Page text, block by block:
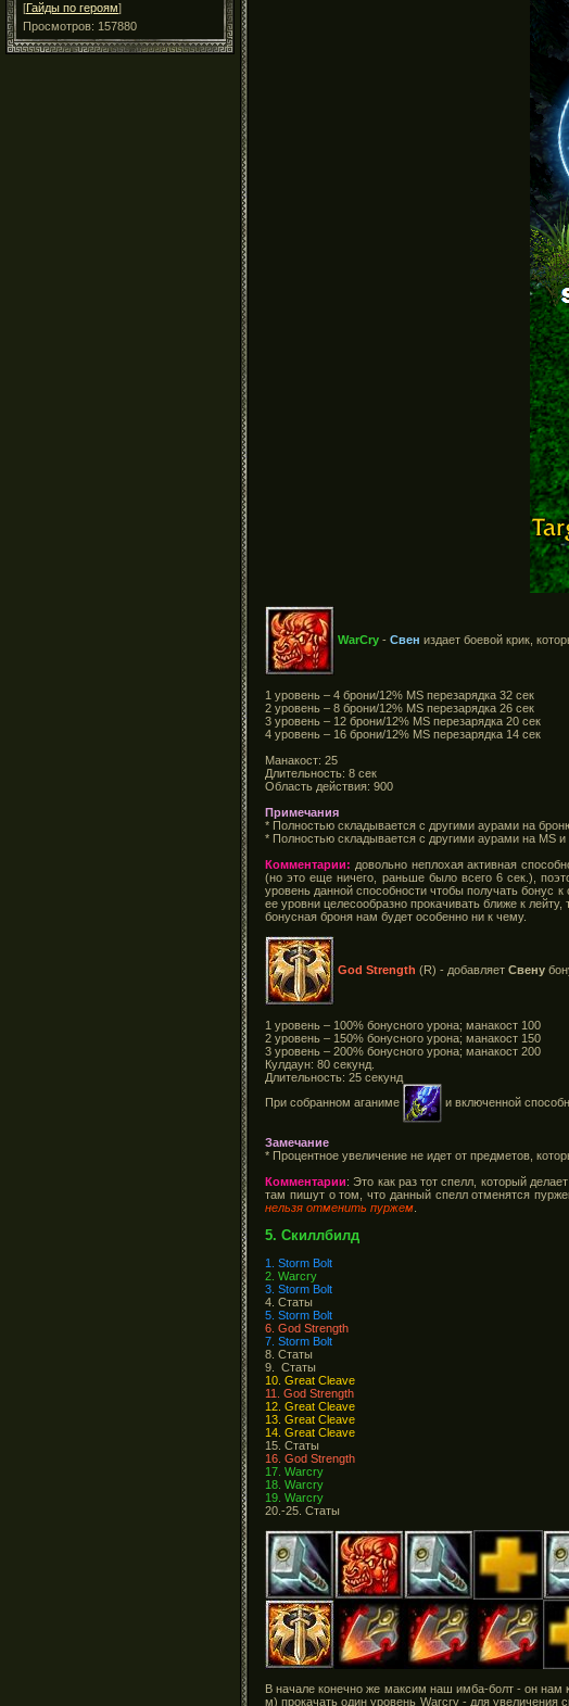
[Гайды по героям]
Просмотров: 157880
WarCry - Свен издает боевой крик,
1 уровень – 4 брони/12% MS перезарядка 32 сек
2 уровень – 8 брони/12% MS перезарядка 26 сек
3 уровень – 12 брони/12% MS перезарядка 20 сек
4 уровень – 16 брони/12% MS перезарядка 14 сек
Манакост: 25
Длительность: 8 сек
Область действия: 900
Примечания
* Полностью складывается с другими аурами на
* Полностью складывается с другими аурами на MS
Комментарии: довольно неплохая активная
(но это еще ничего, раньше было всего 6 сек.),
уровень данной способности чтобы получать бонус
ее уровни целесообразно прокачивать ближе к
бонусная броня нам будет особенно ни к чему.
God Strength (R) - добавляет Свену
1 уровень – 100% бонусного урона; манакост 100
2 уровень – 150% бонусного урона; манакост 150
3 уровень – 200% бонусного урона; манакост 200
Кулдаун: 80 секунд.
Длительность: 25 секунд
При собранном аганиме
и включенной
Замечание
* Процентное увеличение не идет от предметов,
Комментарии: Это как раз тот спелл, который
там пишут о том, что данный спелл отменятся
нельзя отменить пуржем
5. Скиллбилд
1. Storm Bolt
2. Warcry
3. Storm Bolt
4. Статы
5. Storm Bolt
6. God Strength
7. Storm Bolt
8. Статы
9. Статы
10. Great Cleave
11. God Strength
12. Great Cleave
13. Great Cleave
14. Great Cleave
15. Статы
16. God Strength
17. Warcry
18. Warcry
19. Warcry
20.-25. Статы
В начале конечно же максим наш имба-болт - он нам
м) прокачать один уровень Warcry - для увеличения